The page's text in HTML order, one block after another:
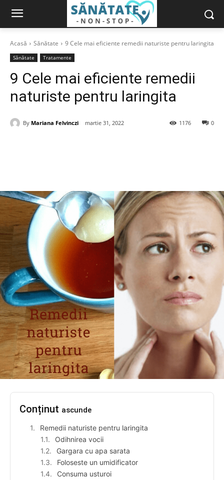
Acasă Sănătate 9 Cele mai eficiente remedii naturiste pentru laringita
Sănătate Tratamente
9 Cele mai eficiente remedii
naturiste pentru laringita
By Mariana Felvinczi martie 31, 2022 0
1176
Conținut ascunde
Remedii naturiste pentru laringita
Odihnirea vocii
Gargara cu apa sarata
Foloseste un umidificator
Consuma usturoi